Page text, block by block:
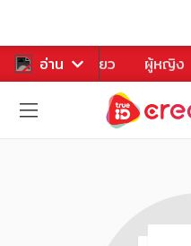
อ่าน
หาร ท่องเที่ยว ผู้หญิง